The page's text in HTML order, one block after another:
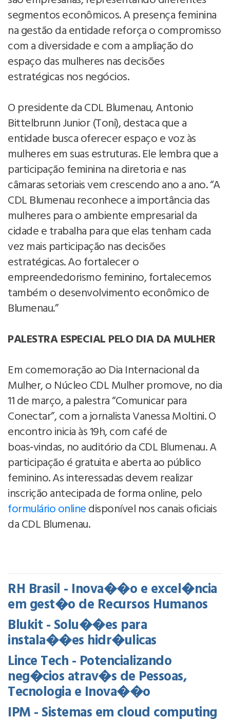
segmentos econômicos. A presença feminina
na gestão da entidade reforça o compromisso
com a diversidade e com a ampliação do
espaço das mulheres nas decisões
estratégicas nos negócios.
O presidente da CDL Blumenau, Antonio
Bittelbrunn Junior (Toni), destaca que a
entidade busca oferecer espaço e voz às
mulheres em suas estruturas. Ele lembra que a
participação feminina na diretoria e nas
câmaras setoriais vem crescendo ano a ano. “A
CDL Blumenau reconhece a importância das
mulheres para o ambiente empresarial da
cidade e trabalha para que elas tenham cada
vez mais participação nas decisões
estratégicas. Ao fortalecer o
empreendedorismo feminino, fortalecemos
também o desenvolvimento econômico de
Blumenau.”
PALESTRA ESPECIAL PELO DIA DA MULHER
Em comemoração ao Dia Internacional da
Mulher, o Núcleo CDL Mulher promove, no dia
11 de março, a palestra “Comunicar para
Conectar”, com a jornalista Vanessa Moltini. O
encontro inicia às 19h, com café de
boas‑vindas, no auditório da CDL Blumenau. A
participação é gratuita e aberta ao público
feminino. As interessadas devem realizar
inscrição antecipada de forma online, pelo
formulário onlinedisponível nos canais oficiais
da CDL Blumenau.
RH Brasil - Inova��o e excel�ncia
em gest�o de Recursos Humanos
Blukit - Solu��es para
instala��es hidr�ulicas
Lince Tech - Potencializando
neg�cios atrav�s de Pessoas,
Tecnologia e Inova��o
IPM - Sistemas em cloud computing